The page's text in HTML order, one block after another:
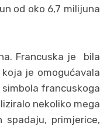
od oko 6,7 milijuna
Francuska je bila
je omogućavala
francuskoga
nekoliko mega
primjerice,